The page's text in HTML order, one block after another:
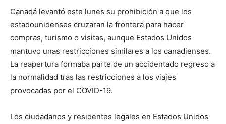
Canadá levantó este lunes su prohibición a que los
estadounidenses cruzaran la frontera para hacer
compras, turismo o visitas, aunque Estados Unidos
mantuvo unas restricciones similares a los canadienses.
La reapertura formaba parte de un accidentado regreso a
la normalidad tras las restricciones a los viajes
provocadas por el COVID-19.
Los ciudadanos y residentes legales en Estados Unidos